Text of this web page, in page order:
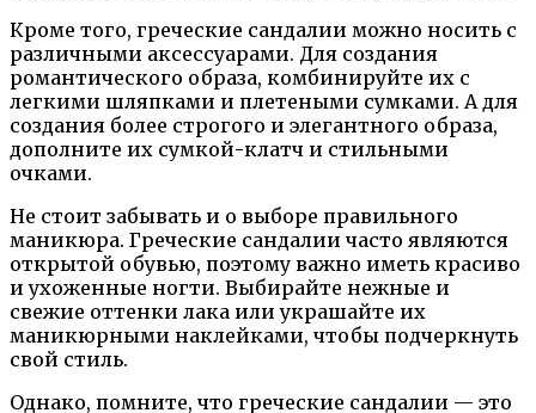
Кроме того, греческие сандалии можно носить с
различными аксессуарами. Для создания
романтического образа, комбинируйте их с
легкими шляпками и плетеными сумками. А для
создания более строгого и элегантного образа,
дополните их сумкой-клатч и стильными
очками.
Не стоит забывать и о выборе правильного
маникюра. Греческие сандалии часто являются
открытой обувью, поэтому важно иметь красиво
и ухоженные ногти. Выбирайте нежные и
свежие оттенки лака или украшайте их
маникюрными наклейками, чтобы подчеркнуть
свой стиль.
Однако, помните, что греческие сандалии — это